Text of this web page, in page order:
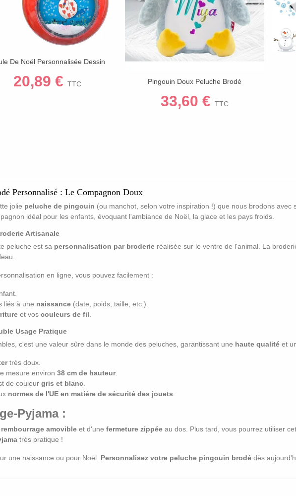
Afficher Plus
De Noël Personnalisée Dessin
Coloris (8 Cm)
20,89 € TTC Afficher Plus
Pingouin Doux Peluche Brodé
33,60 € TTC
Personnalisé : Le Compagnon Doux
jolie peluche de pingouin (ou manchot, selon votre inspiration !) que nous brodons avec
idéal pour les enfants, évoquant l'ambiance de Noël, la glace et les pays froids.
Artisanale
peluche est sa personnalisation par broderie réalisée sur le ventre de l'animal. La
en ligne, vous pouvez facilement :
liés à une naissance (date, poids, taille, etc.).
et vos couleurs de fil
Usage Pratique
c'est une valeur sûre dans le monde des peluches, garantissant une haute qualité et
très doux.
mesure environ 38 cm de hauteur.
de couleur gris et blanc
normes de l'UE en matière de sécurité des jouets
Pyjama :
rembourrage amovible et d'une fermeture zippée au dos. Plus tard, vous pourrez utiliser
très pratique !
une naissance ou pour Noël. Personnalisez votre peluche pingouin brodé dès